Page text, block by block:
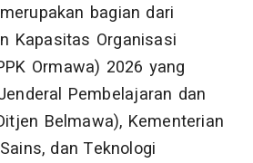
bagian dari
Kapasitas Organisasi
Ormawa) 2026 yang
Pembelajaran dan
Belmawa), Kementerian
dan Teknologi